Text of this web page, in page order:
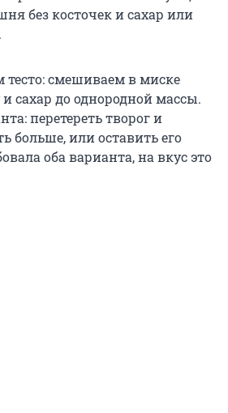
без косточек и сахар или
тесто: смешиваем в миске
сахар до однородной массы.
перетереть творог и
больше, или оставить его
оба варианта, на вкус это